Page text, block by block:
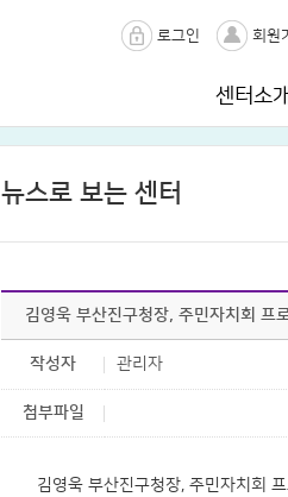
로그인 회원
센터소개
뉴스로 보는 센터
김영욱 부산진구청장, 주민자치회 프
작성자 관리자
첨부파일
김영욱 부산진구청장, 주민자치회